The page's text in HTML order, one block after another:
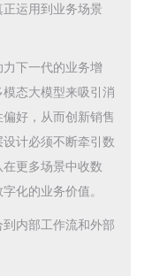
运用到业务场景
下一代的业务增
态大模型来吸引消
好，从而创新销售
计必须不断牵引数
更多场景中收数
化的业务价值。
内部工作流和外部